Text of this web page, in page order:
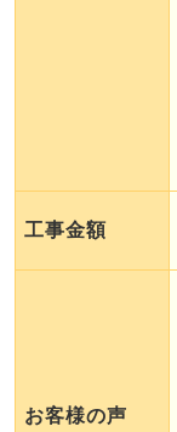
工事金額
お客様の声